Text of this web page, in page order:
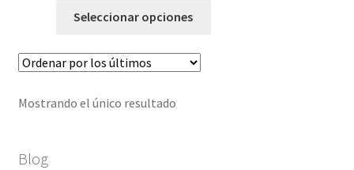
Seleccionar opciones
Mostrando el único resultado
Blog